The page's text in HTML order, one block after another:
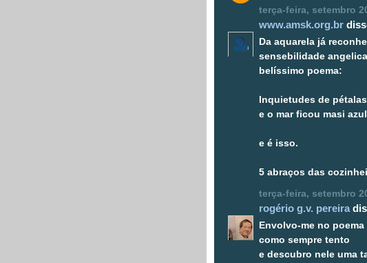
terça-feira, setembro
www.amsk.org.br
Da aquarela já
sensebilidade
belíssimo poema:
Inquietudes de pétalas
e o mar ficou masi
e é isso.
5 abraços das
terça-feira, setembro
rogério g.v. pereira
Envolvo-me no poema
como sempre tento
e descubro nele uma